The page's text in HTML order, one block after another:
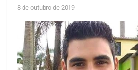
8 de outubro de 2019